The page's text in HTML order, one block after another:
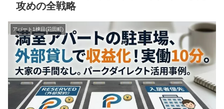
攻めの全戦略
アパート1棟目(苅田町)